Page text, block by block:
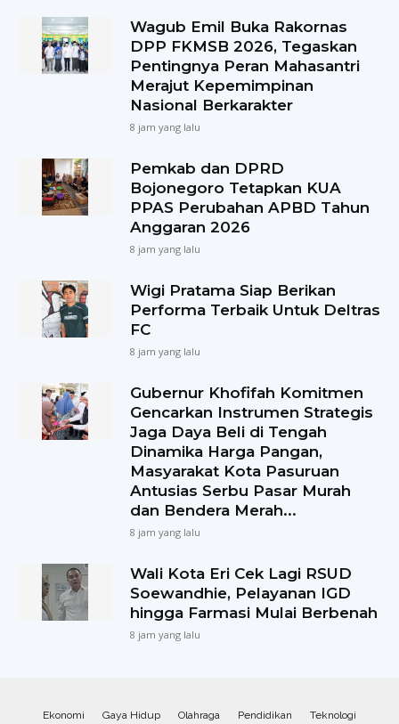
Wagub Emil Buka Rakornas
DPP FKMSB 2026, Tegaskan
Pentingnya Peran Mahasantri
Merajut Kepemimpinan
Nasional Berkarakter
8 jam yang lalu
Pemkab dan DPRD
Bojonegoro Tetapkan KUA
PPAS Perubahan APBD Tahun
Anggaran 2026
8 jam yang lalu
Wigi Pratama Siap Berikan
Performa Terbaik Untuk Deltras
FC
8 jam yang lalu
Gubernur Khofifah Komitmen
Gencarkan Instrumen Strategis
Jaga Daya Beli di Tengah
Dinamika Harga Pangan,
Masyarakat Kota Pasuruan
Antusias Serbu Pasar Murah
dan Bendera Merah...
8 jam yang lalu
Wali Kota Eri Cek Lagi RSUD
Soewandhie, Pelayanan IGD
hingga Farmasi Mulai Berbenah
8 jam yang lalu
Ekonomi Gaya Hidup Olahraga Pendidikan Teknologi